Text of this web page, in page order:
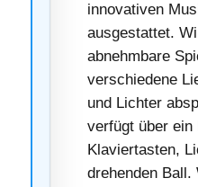
innovativen
ausgestattet.
abnehmbare
verschiedene
und Lichter
verfügt über ein
Klaviertasten,
drehenden Ball.